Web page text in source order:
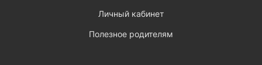
Личный кабинет
Полезное родителям